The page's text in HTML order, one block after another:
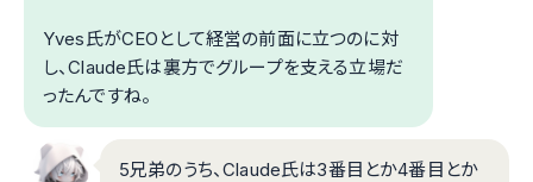
Yves氏がCEOとして経営の前面に立つのに対
し、Claude氏は裏方でグループを支える立場だ
ったんですね。
5兄弟のうち、Claude氏は3番目とか4番目とか